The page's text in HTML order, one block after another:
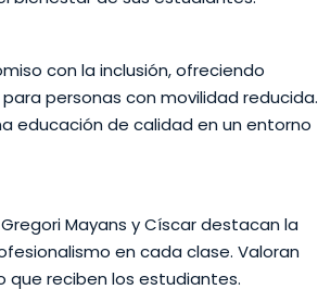
con la inclusión, ofreciendo
para personas con movilidad reducida.
educación de calidad en un entorno
Mayans y Císcar destacan la
en cada clase. Valoran
que reciben los estudiantes.